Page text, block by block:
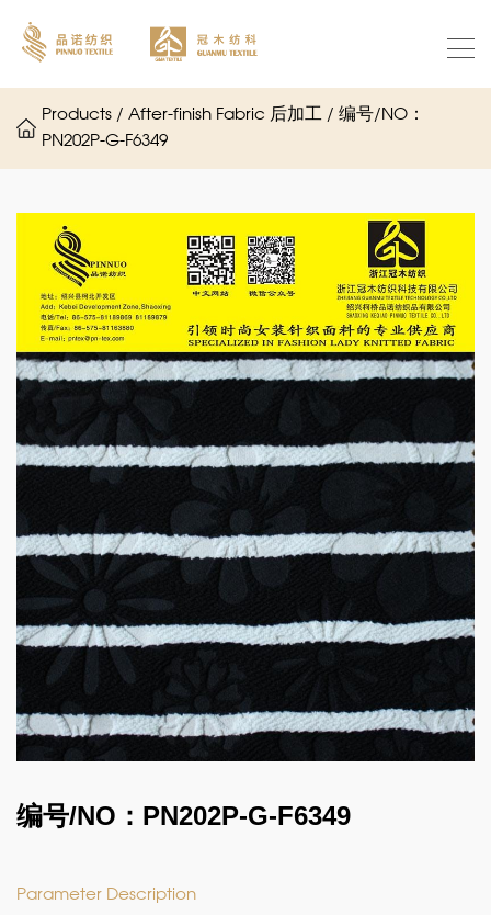
Products / After-finish Fabric 后加工 / 编号/NO：
PN202P-G-F6349
编号/NO：PN202P-G-F6349
Parameter Description